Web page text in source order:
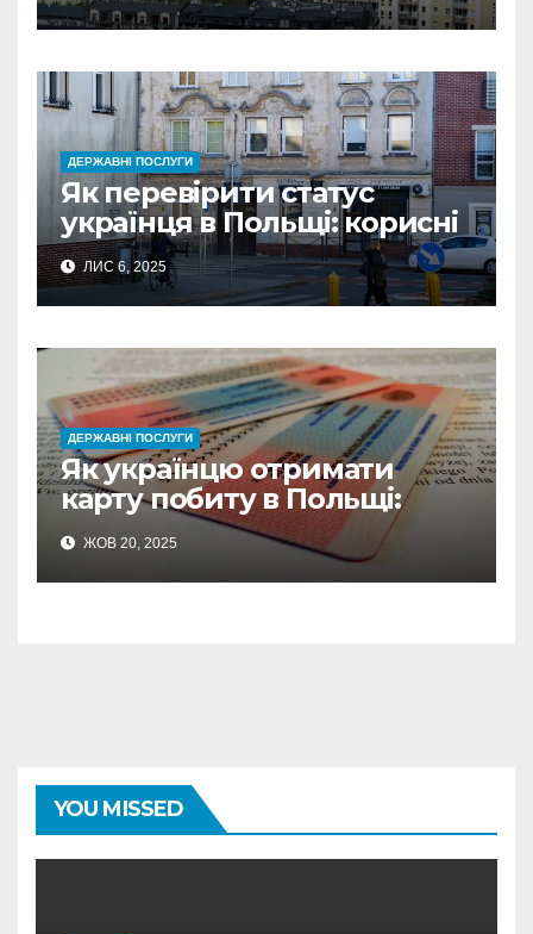
ДЕРЖАВНІ ПОСЛУГИ
Як перевірити статус
українця в Польщі: корисні
сервіси та покрокові
інструкції
ЛИС 6, 2025
ДЕРЖАВНІ ПОСЛУГИ
Як українцю отримати
карту побиту в Польщі:
документи та терміни
ЖОВ 20, 2025
YOU MISSED